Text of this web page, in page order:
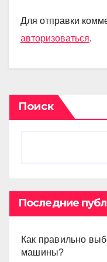
Для отправки
авторизоваться.
Поиск
Последние
Как правильно
машины?